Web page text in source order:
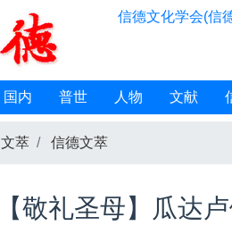
信德文化学会(信
国内 普世 人物 文献
文萃 信德文萃
【敬礼圣母】瓜达